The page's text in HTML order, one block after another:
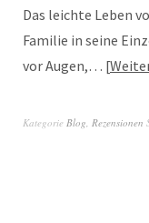
Das leichte Leben
Familie in seine
vor Augen,…
Kategorie Blog, Rezensionen